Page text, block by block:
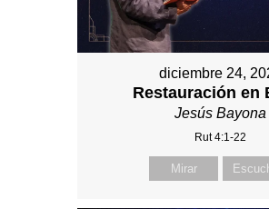
diciembre 24,
Restauración en
Jesús Bayona
Rut 4:1-22
Mirar